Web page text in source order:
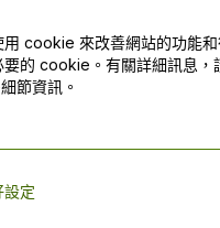
cookie 來改善網站的功能
的 cookie。有關詳細訊息，
節資訊。
設定